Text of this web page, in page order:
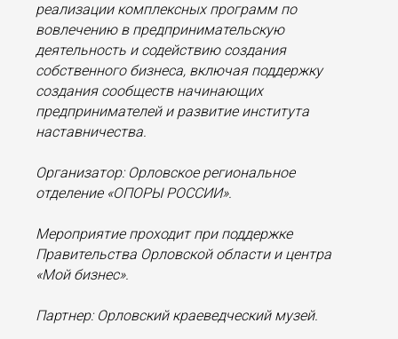
реализации комплексных программ по
вовлечению в предпринимательскую
деятельность и содействию создания
собственного бизнеса, включая поддержку
создания сообществ начинающих
предпринимателей и развитие института
наставничества.
Организатор: Орловское региональное
отделение «ОПОРЫ РОССИИ».
Мероприятие проходит при поддержке
Правительства Орловской области и центра
«Мой бизнес».
Партнер: Орловский краеведческий музей.